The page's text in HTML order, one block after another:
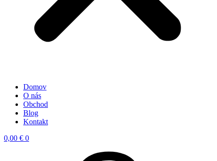
Domov
O nás
Obchod
Blog
Kontakt
0,00 € 0